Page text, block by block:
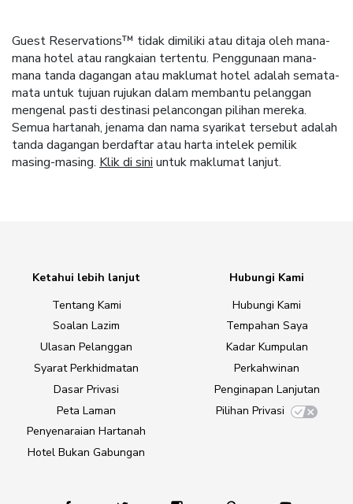
Guest Reservations™ tidak dimiliki atau ditaja oleh mana-
mana hotel atau rangkaian tertentu. Penggunaan mana-
mana tanda dagangan atau maklumat hotel adalah semata-
mata untuk tujuan rujukan dalam membantu pelanggan
mengenal pasti destinasi pelancongan pilihan mereka.
Semua hartanah, jenama dan nama syarikat tersebut adalah
tanda dagangan berdaftar atau harta intelek pemilik
masing-masing. Klik di siniuntuk maklumat lanjut.
Ketahui lebih lanjut
Tentang Kami
Soalan Lazim
Ulasan Pelanggan
Syarat Perkhidmatan
Dasar Privasi
Peta Laman
Penyenaraian Hartanah
Hotel Bukan Gabungan
Hubungi Kami
Hubungi Kami
Tempahan Saya
Kadar Kumpulan
Perkahwinan
Penginapan Lanjutan
Pilihan Privasi